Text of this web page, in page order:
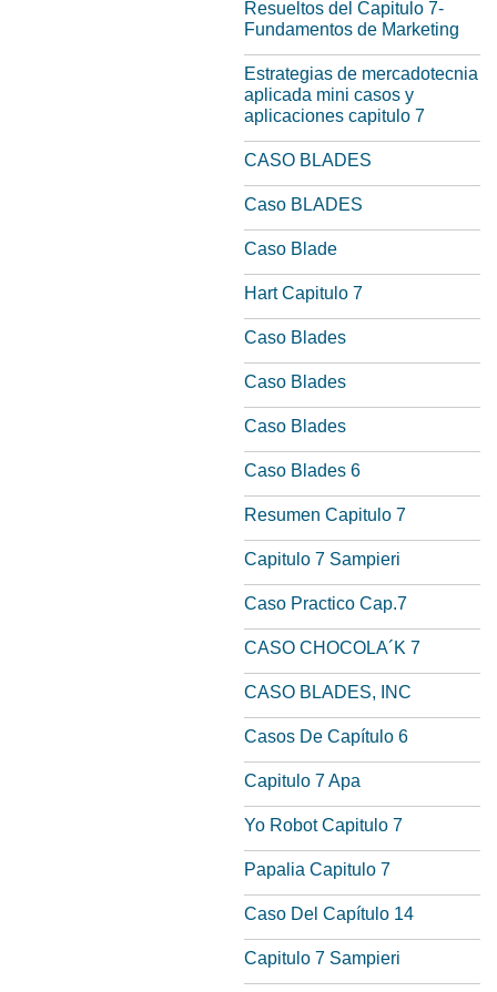
Resueltos del Capitulo 7-
Fundamentos de Marketing
Estrategias de mercadotecnia
aplicada mini casos y
aplicaciones capitulo 7
CASO BLADES
Caso BLADES
Caso Blade
Hart Capitulo 7
Caso Blades
Caso Blades
Caso Blades
Caso Blades 6
Resumen Capitulo 7
Capitulo 7 Sampieri
Caso Practico Cap.7
CASO CHOCOLA´K 7
CASO BLADES, INC
Casos De Capítulo 6
Capitulo 7 Apa
Yo Robot Capitulo 7
Papalia Capitulo 7
Caso Del Capítulo 14
Capitulo 7 Sampieri